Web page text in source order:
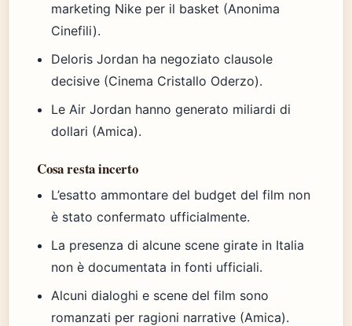
marketing Nike per il basket (Anonima
Cinefili).
Deloris Jordan ha negoziato clausole
decisive (Cinema Cristallo Oderzo).
Le Air Jordan hanno generato miliardi di
dollari (Amica).
Cosa resta incerto
L’esatto ammontare del budget del film non
è stato confermato ufficialmente.
La presenza di alcune scene girate in Italia
non è documentata in fonti ufficiali.
Alcuni dialoghi e scene del film sono
romanzati per ragioni narrative (Amica).